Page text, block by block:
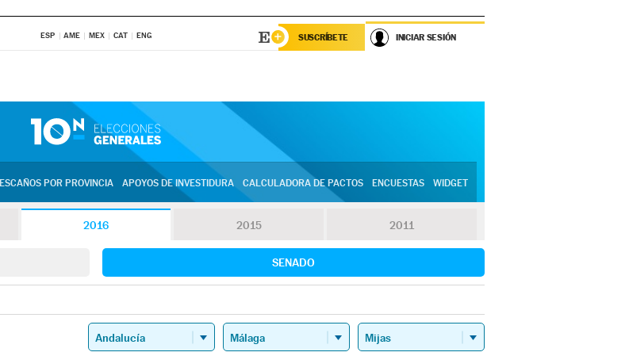
ESP AME MEX CAT ENG SUSCRÍBETE INICIAR SESIÓN
ESCAÑOS POR PROVINCIA APOYOS DE INVESTIDURA CALCULADORA DE PACTOS ENCUESTAS WIDGET
2016 2015 2011
SENADO